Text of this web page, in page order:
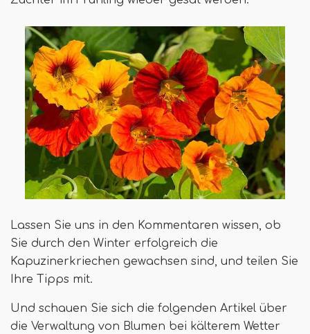
Lassen Sie uns in den Kommentaren wissen, ob
Sie durch den Winter erfolgreich die
Kapuzinerkriechen gewachsen sind, und teilen Sie
Ihre Tipps mit.
Und schauen Sie sich die folgenden Artikel über
die Verwaltung von Blumen bei kälterem Wetter